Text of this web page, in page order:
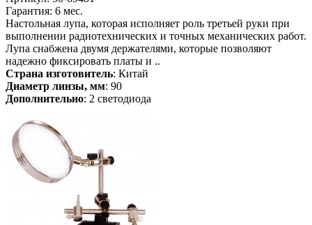
Гарантия: 6 мес.
Настольная лупа, которая исполняет роль третьей руки при
выполнении радиотехнических и точных механических работ.
Лупа снабжена двумя держателями, которые позволяют
надежно фиксировать платы и ..
Страна изготовитель: Китай
Диаметр линзы, мм: 90
Дополнительно: 2 светодиода